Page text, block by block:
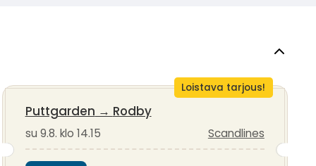
Loistava tarjous!
Puttgarden → Rodby
su 9.8. klo 14.15 Scandlines